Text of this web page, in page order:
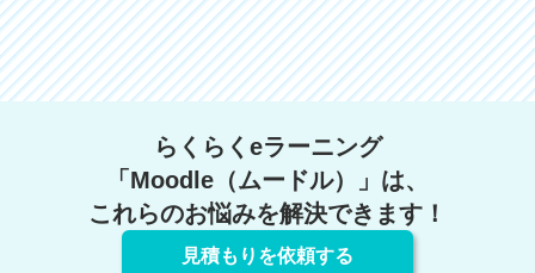
らくらくeラーニング
「Moodle（ムードル）」は、
これらのお悩みを解決できます！
見積もりを依頼する